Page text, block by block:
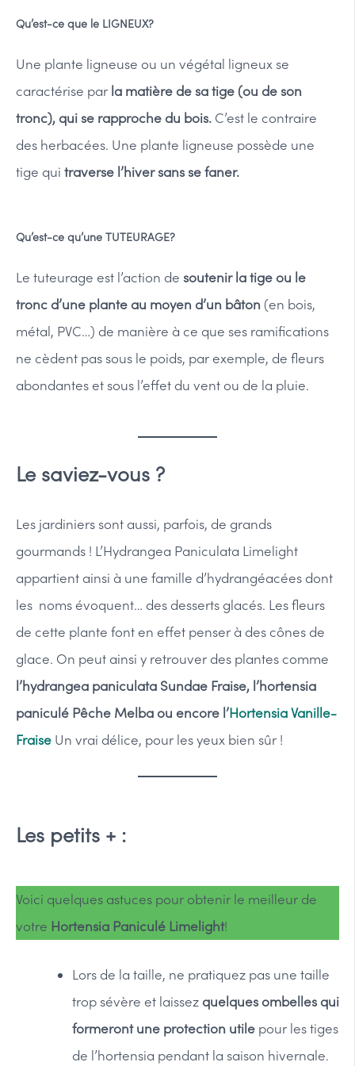
Qu’est-ce que le LIGNEUX?
Une plante ligneuse ou un végétal ligneux se
caractérise par la matière de sa tige (ou de son
tronc), qui se rapproche du bois. C’est le contraire
des herbacées. Une plante ligneuse possède une
tige qui traverse l’hiver sans se faner.
Qu’est-ce qu’une TUTEURAGE?
Le tuteurage est l’action de soutenir la tige ou le
tronc d’une plante au moyen d’un bâton (en bois,
métal, PVC…) de manière à ce que ses ramifications
ne cèdent pas sous le poids, par exemple, de fleurs
abondantes et sous l’effet du vent ou de la pluie.
Le saviez-vous ?
Les jardiniers sont aussi, parfois, de grands
gourmands ! L’Hydrangea Paniculata Limelight
appartient ainsi à une famille d’hydrangéacées dont
les noms évoquent… des desserts glacés. Les fleurs
de cette plante font en effet penser à des cônes de
glace. On peut ainsi y retrouver des plantes comme
l’hydrangea paniculata Sundae Fraise, l’hortensia
paniculé Pêche Melba ou encore l’Hortensia Vanille-
Fraise Un vrai délice, pour les yeux bien sûr !
Les petits + :
Voici quelques astuces pour obtenir le meilleur de
votre Hortensia Paniculé Limelight!
Lors de la taille, ne pratiquez pas une taille
trop sévère et laissezquelques ombelles qui
formeront une protection utile pour les tiges
de l’hortensia pendant la saison hivernale.